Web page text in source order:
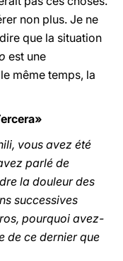
non plus. Je ne
que la situation
est une
même temps, la
vous avez été
parlé de
la douleur des
successives
pourquoi avez-
de ce dernier que